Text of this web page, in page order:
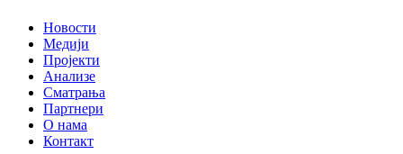
Новости
Медији
Пројекти
Анализе
Сматрања
Партнери
О нама
Контакт